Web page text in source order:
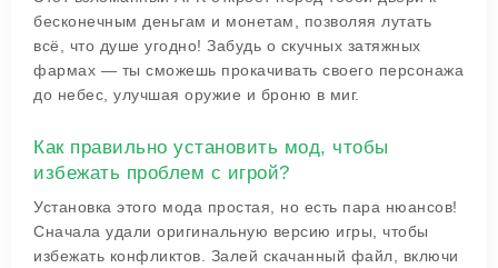
бесконечным деньгам и монетам, позволяя лутать
всё, что душе угодно! Забудь о скучных затяжных
фармах — ты сможешь прокачивать своего персонажа
до небес, улучшая оружие и броню в миг.
Как правильно установить мод, чтобы
избежать проблем с игрой?
Установка этого мода простая, но есть пара нюансов!
Сначала удали оригинальную версию игры, чтобы
избежать конфликтов. Залей скачанный файл, включи